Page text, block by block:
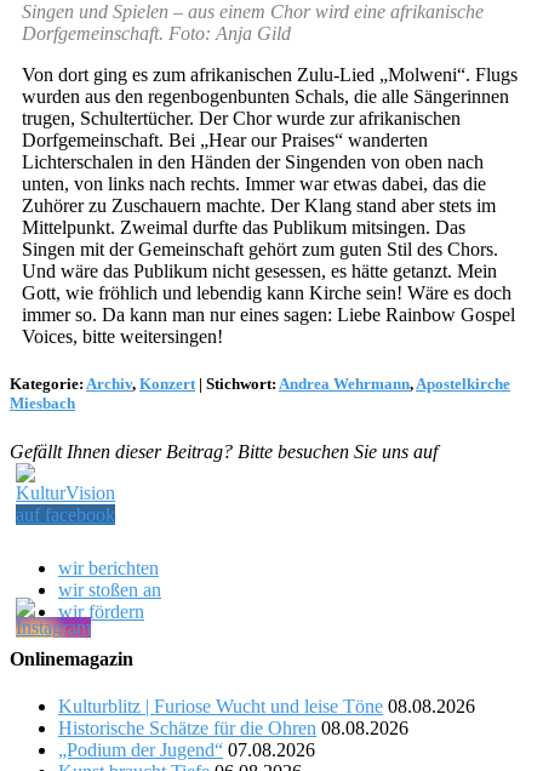
Singen und Spielen – aus einem Chor wird eine afrikanische
Dorfgemeinschaft. Foto: Anja Gild
Von dort ging es zum afrikanischen Zulu-Lied „Molweni“. Flugs
wurden aus den regenbogenbunten Schals, die alle Sängerinnen
trugen, Schultertücher. Der Chor wurde zur afrikanischen
Dorfgemeinschaft. Bei „Hear our Praises“ wanderten
Lichterschalen in den Händen der Singenden von oben nach
unten, von links nach rechts. Immer war etwas dabei, das die
Zuhörer zu Zuschauern machte. Der Klang stand aber stets im
Mittelpunkt. Zweimal durfte das Publikum mitsingen. Das
Singen mit der Gemeinschaft gehört zum guten Stil des Chors.
Und wäre das Publikum nicht gesessen, es hätte getanzt. Mein
Gott, wie fröhlich und lebendig kann Kirche sein! Wäre es doch
immer so. Da kann man nur eines sagen: Liebe Rainbow Gospel
Voices, bitte weitersingen!
Kategorie: Archiv, Konzert| Stichwort: Andrea Wehrmann,Apostelkirche
Miesbach
Gefällt Ihnen dieser Beitrag? Bitte besuchen Sie uns auf
wir berichten
wir stoßen an
wir fördern
Onlinemagazin
Kulturblitz | Furiose Wucht und leise Töne 08.08.2026
Historische Schätze für die Ohren 08.08.2026
„Podium der Jugend“ 07.08.2026